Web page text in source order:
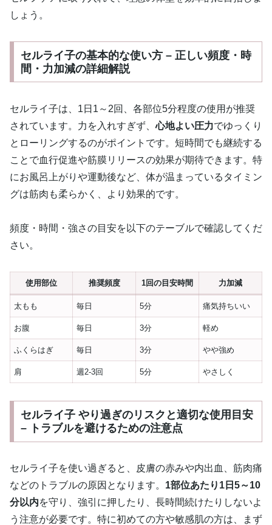
しょう。
セルライ子の基本的な使い方 – 正しい頻度・時
間・力加減の詳細解説
セルライ子は、1日1～2回、各部位5分程度の使用が推奨
されています。力を入れすぎず、心地よい圧力でゆっくり
とローリングするのがポイントです。短時間でも継続する
ことで血行促進や筋膜リリースの効果が期待できます。特
にお風呂上がりや運動後など、体が温まっているタイミン
グは筋肉も柔らかく、より効果的です。
頻度・時間・強さの目安を以下のテーブルで確認してくだ
さい。
使用部位 推奨頻度 1回の目安時間 力加減
太もも 毎日 5分 痛気持ちいい
お腹 毎日 3分 軽め
ふくらはぎ 毎日 3分 やや強め
肩 週2-3回 5分 やさしく
セルライ子 やり過ぎのリスクと適切な使用目安
– トラブルを避けるための注意点
セルライ子を使い過ぎると、皮膚の赤みや内出血、筋肉痛
などのトラブルの原因となります。 1部位あたり1日5～10
分以内を守り、強引に押したり、長時間続けたりしないよ
う注意が必要です。特に初めての方や敏感肌の方は、まず